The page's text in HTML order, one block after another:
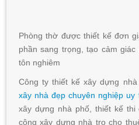
Phòng thờ được thiết kế đơn
phần sang trọng, tạo cảm
tôn nghiêm
Công ty thiết kế xây dựng
xây nhà đẹp chuyên nghiệp uy
xây dựng nhà phố, thiết kế
công xây dựng nhà trọ cho